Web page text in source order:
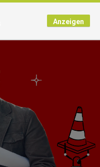
Anzeigen